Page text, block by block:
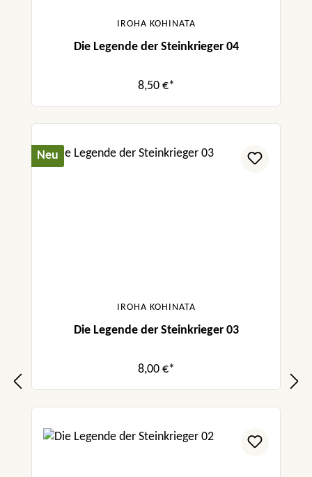
IROHA KOHINATA
Die Legende der Steinkrieger 04
8,50 €*
Neu
IROHA KOHINATA
Die Legende der Steinkrieger 03
8,00 €*